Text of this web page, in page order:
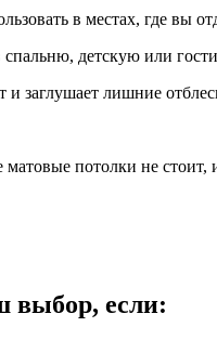
в местах, где вы
детскую или
заглушает лишние
матовые потолки не
выбор, если: